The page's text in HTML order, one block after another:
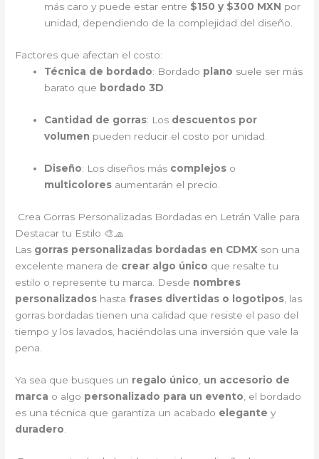
más caro y puede estar entre $150 y $300 MXN por
unidad, dependiendo de la complejidad del diseño.
Factores que afectan el costo:
Técnica de bordado: Bordado plano suele ser más
barato que bordado 3D
Cantidad de gorras: Los descuentos por
volumen pueden reducir el costo por unidad.
Diseño: Los diseños más complejos o
multicolores aumentarán el precio.
Crea Gorras Personalizadas Bordadas en Letrán Valle para
Destacar tu Estilo 🎨🧢
Las gorras personalizadas bordadas en CDMX son una
excelente manera de crear algo único que resalte tu
estilo o represente tu marca. Desde nombres
personalizados hasta frases divertidas o logotipos , las
gorras bordadas tienen una calidad que resiste el paso del
tiempo y los lavados, haciéndolas una inversión que vale la
pena.
Ya sea que busques un regalo único un accesorio de
marca o algo personalizado para un evento , el bordado
es una técnica que garantiza un acabado elegante y
duradero